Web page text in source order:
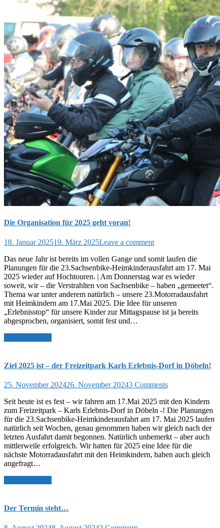
Die Organisation für 2025 geht voran!
18. Januar 202519. März 2025Leave a comment
Das neue Jahr ist bereits im vollen Gange und somit laufen die
Planungen für die 23.Sachsenbike-Heimkinderausfahrt am 17. Mai
2025 wieder auf Hochtouren. | Am Donnerstag war es wieder
soweit, wir – die Verstrahlten von Sachsenbike – haben „gemeetet“.
Thema war unter anderem natürlich – unsere 23.Motorradausfahrt
mit Heimkindern am 17.Mai 2025. Die Idee für unseren
„Erlebnisstop“ für unsere Kinder zur Mittagspause ist ja bereits
abgesprochen, organisiert, somit fest und…
Ziel 2025 ist – der Freizeitpark Karls Erlebnis-Dorf in Döbeln!
25. November 202426. November 20243 Comments
Seit heute ist es fest – wir fahren am 17.Mai 2025 mit den Kindern
zum Freizeitpark – Karls Erlebnis-Dorf in Döbeln -! Die Planungen
für die 23.Sachsenbike-Heimkinderausfahrt am 17. Mai 2025 laufen
natürlich seit Wochen, genau genommen haben wir gleich nach der
letzten Ausfahrt damit begonnen. Natürlich unbemerkt – aber auch
mittlerweile erfolgreich. Wir hatten für 2025 eine Idee für die
nächste Motorradausfahrt mit den Heimkindern, haben auch gleich
angefragt…
Der Termin steht…